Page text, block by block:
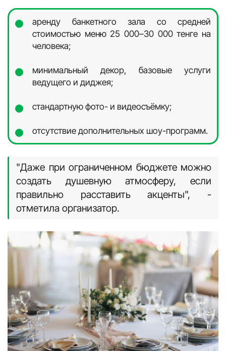
аренду банкетного зала со средней
стоимостью меню 25 000–30 000 тенге на
человека;
минимальный декор, базовые услуги
ведущего и диджея;
стандартную фото- и видеосъёмку;
отсутствие дополнительных шоу-программ.
"Даже при ограниченном бюджете можно
создать душевную атмосферу, если
правильно расставить акценты", -
отметила организатор.